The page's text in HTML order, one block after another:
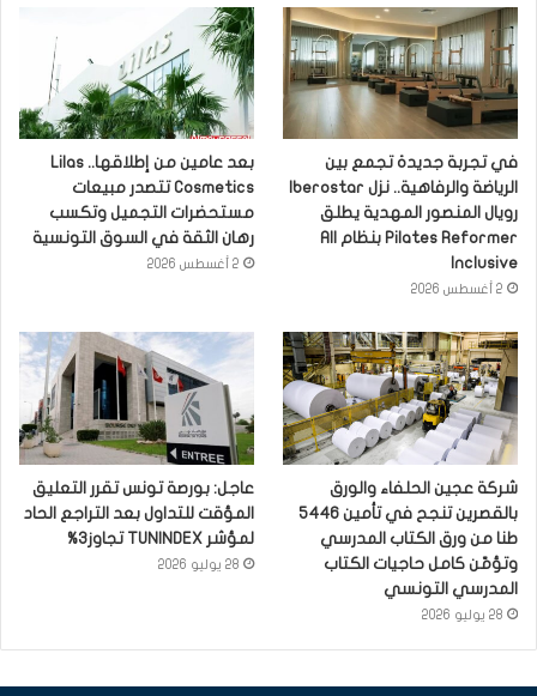
في تجربة جديدة تجمع بين
رويال المنصور المهدية يطلق
Pilates Reformer بنظام All
Inclusive
2 أغسطس 2026
بعد عامين من إطلاقها.. Lilas
Cosmetics تتصدر مبيعات
مستحضرات التجميل وتكسب
رهان الثقة في السوق التونسية
2 أغسطس 2026
شركة عجين الحلفاء والورق
بالقصرين تنجح في تأمين 5446
طنا من ورق الكتاب المدرسي
وتؤمّن كامل حاجيات الكتاب
المدرسي التونسي
28 يوليو 2026
عاجل: بورصة تونس تقرر التعليق
المؤقت للتداول بعد التراجع الحاد
لمؤشر TUNINDEX تجاوز3%
28 يوليو 2026